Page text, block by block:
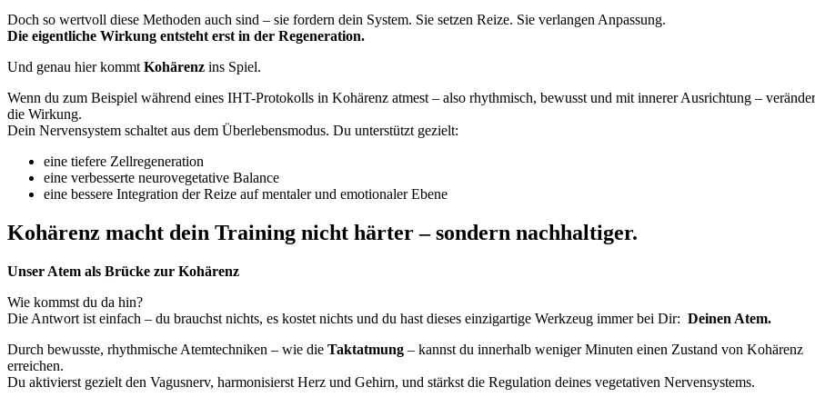
Doch so wertvoll diese Methoden auch sind – sie fordern dein System. Sie setzen Reize. Sie verlangen Anpassung.
Die eigentliche Wirkung entsteht erst in der Regeneration.
Und genau hier kommtKohärenz ins Spiel.
Wenn du zum Beispiel während eines IHT-Protokolls in Kohärenz atmest – also rhythmisch, bewusst und mit innerer Ausrichtung –
die Wirkung.
Dein Nervensystem schaltet aus dem Überlebensmodus. Du unterstützt gezielt:
eine tiefere Zellregeneration
eine verbesserte neurovegetative Balance
eine bessere Integration der Reize auf mentaler und emotionaler Ebene
Kohärenz macht dein Training nicht härter – sondern nachhaltiger.
Unser Atem als Brücke zur Kohärenz
Wie kommst du da hin?
Die Antwort ist einfach – du brauchst nichts, es kostet nichts und du hast dieses einzigartige Werkzeug immer bei Dir: Deinen Atem.
Durch bewusste, rhythmische Atemtechniken – wie die Taktatmung – kannst du innerhalb weniger Minuten einen Zustand von Kohärenz
erreichen.
Du aktivierst gezielt den Vagusnerv, harmonisierst Herz und Gehirn, und stärkst die Regulation deines vegetativen Nervensystems.